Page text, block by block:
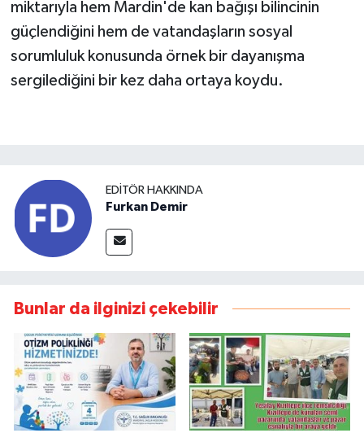
miktarıyla hem Mardin'de kan bağışı bilincinin
güçlendiğini hem de vatandaşların sosyal
sorumluluk konusunda örnek bir dayanışma
sergilediğini bir kez daha ortaya koydu.
EDITÖR HAKKINDA
Furkan Demir
Bunlar da ilginizi çekebilir